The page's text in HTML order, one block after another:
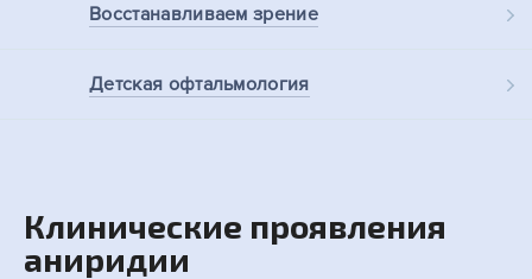
Восстанавливаемзрение
Детская офтальмология
Клинические проявления
аниридии